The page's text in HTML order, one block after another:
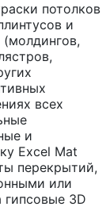
потолков
и
(молдингов,
всех
и
Excel Mat
перекрытий,
или
гипсовые 3D